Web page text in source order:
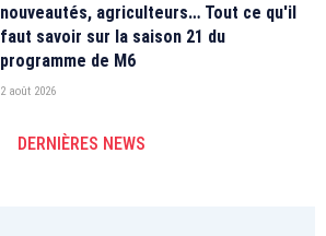
nouveautés, agriculteurs… Tout ce qu'il
faut savoir sur la saison 21 du
programme de M6
2 août 2026
DERNIÈRES NEWS